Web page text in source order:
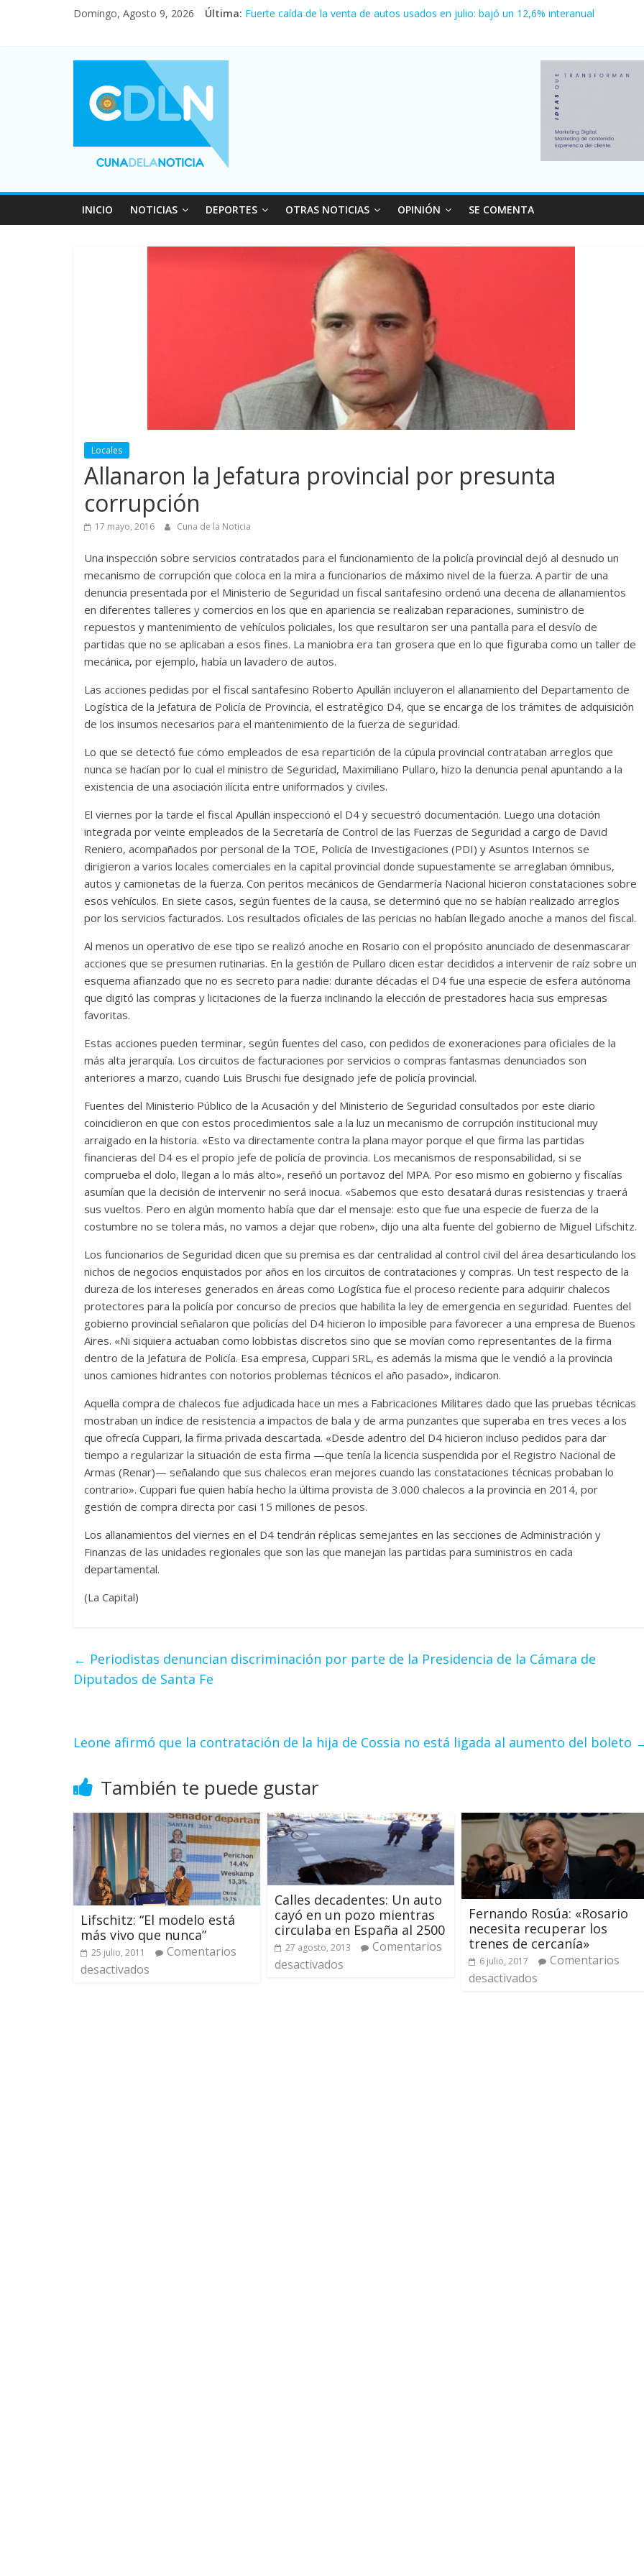
Domingo, Agosto 9, 2026 Última: Fuerte caída de la venta de autos usados en julio: bajó un 12,6% interanual
Desde que asumió Milei cerraron 41.000 kioscos: el sector denuncia crisis como en
Vacaciones de invierno con más movimiento y consumo turístico: 4,6 millones de
INICIO NOTICIAS DEPORTES OTRAS NOTICIAS OPINIÓN SE COMENTA
Locales
Allanaron la Jefatura provincial por presunta
corrupción
17 mayo, 2016 Cuna de la Noticia
Una inspección sobre servicios contratados para el funcionamiento de la policía provincial dejó al desnudo un
mecanismo de corrupción que coloca en la mira a funcionarios de máximo nivel de la fuerza. A partir de una
denuncia presentada por el Ministerio de Seguridad un fiscal santafesino ordenó una decena de allanamientos
en diferentes talleres y comercios en los que en apariencia se realizaban reparaciones, suministro de
repuestos y mantenimiento de vehículos policiales, los que resultaron ser una pantalla para el desvío de
partidas que no se aplicaban a esos fines. La maniobra era tan grosera que en lo que figuraba como un taller de
mecánica, por ejemplo, había un lavadero de autos.
Las acciones pedidas por el fiscal santafesino Roberto Apullán incluyeron el allanamiento del Departamento de
Logística de la Jefatura de Policía de Provincia, el estratégico D4, que se encarga de los trámites de adquisición
de los insumos necesarios para el mantenimiento de la fuerza de seguridad.
Lo que se detectó fue cómo empleados de esa repartición de la cúpula provincial contrataban arreglos que
nunca se hacían por lo cual el ministro de Seguridad, Maximiliano Pullaro, hizo la denuncia penal apuntando a la
existencia de una asociación ilícita entre uniformados y civiles.
El viernes por la tarde el fiscal Apullán inspeccionó el D4 y secuestró documentación. Luego una dotación
integrada por veinte empleados de la Secretaría de Control de las Fuerzas de Seguridad a cargo de David
Reniero, acompañados por personal de la TOE, Policía de Investigaciones (PDI) y Asuntos Internos se
dirigieron a varios locales comerciales en la capital provincial donde supuestamente se arreglaban ómnibus,
autos y camionetas de la fuerza. Con peritos mecánicos de Gendarmería Nacional hicieron constataciones sobre
esos vehículos. En siete casos, según fuentes de la causa, se determinó que no se habían realizado arreglos
por los servicios facturados. Los resultados oficiales de las pericias no habían llegado anoche a manos del fiscal.
Al menos un operativo de ese tipo se realizó anoche en Rosario con el propósito anunciado de desenmascarar
acciones que se presumen rutinarias. En la gestión de Pullaro dicen estar decididos a intervenir de raíz sobre un
esquema afianzado que no es secreto para nadie: durante décadas el D4 fue una especie de esfera autónoma
que digitó las compras y licitaciones de la fuerza inclinando la elección de prestadores hacia sus empresas
favoritas.
Estas acciones pueden terminar, según fuentes del caso, con pedidos de exoneraciones para oficiales de la
más alta jerarquía. Los circuitos de facturaciones por servicios o compras fantasmas denunciados son
anteriores a marzo, cuando Luis Bruschi fue designado jefe de policía provincial.
Fuentes del Ministerio Público de la Acusación y del Ministerio de Seguridad consultados por este diario
coincidieron en que con estos procedimientos sale a la luz un mecanismo de corrupción institucional muy
arraigado en la historia. «Esto va directamente contra la plana mayor porque el que firma las partidas
financieras del D4 es el propio jefe de policía de provincia. Los mecanismos de responsabilidad, si se
comprueba el dolo, llegan a lo más alto», reseñó un portavoz del MPA. Por eso mismo en gobierno y fiscalías
asumían que la decisión de intervenir no será inocua. «Sabemos que esto desatará duras resistencias y traerá
sus vueltos. Pero en algún momento había que dar el mensaje: esto que fue una especie de fuerza de la
costumbre no se tolera más, no vamos a dejar que roben», dijo una alta fuente del gobierno de Miguel Lifschitz.
Los funcionarios de Seguridad dicen que su premisa es dar centralidad al control civil del área desarticulando los
nichos de negocios enquistados por años en los circuitos de contrataciones y compras. Un test respecto de la
dureza de los intereses generados en áreas como Logística fue el proceso reciente para adquirir chalecos
protectores para la policía por concurso de precios que habilita la ley de emergencia en seguridad. Fuentes del
gobierno provincial señalaron que policías del D4 hicieron lo imposible para favorecer a una empresa de Buenos
Aires. «Ni siquiera actuaban como lobbistas discretos sino que se movían como representantes de la firma
dentro de la Jefatura de Policía. Esa empresa, Cuppari SRL, es además la misma que le vendió a la provincia
unos camiones hidrantes con notorios problemas técnicos el año pasado», indicaron.
Aquella compra de chalecos fue adjudicada hace un mes a Fabricaciones Militares dado que las pruebas técnicas
mostraban un índice de resistencia a impactos de bala y de arma punzantes que superaba en tres veces a los
que ofrecía Cuppari, la firma privada descartada. «Desde adentro del D4 hicieron incluso pedidos para dar
tiempo a regularizar la situación de esta firma —que tenía la licencia suspendida por el Registro Nacional de
Armas (Renar)— señalando que sus chalecos eran mejores cuando las constataciones técnicas probaban lo
contrario». Cuppari fue quien había hecho la última provista de 3.000 chalecos a la provincia en 2014, por
gestión de compra directa por casi 15 millones de pesos.
Los allanamientos del viernes en el D4 tendrán réplicas semejantes en las secciones de Administración y
Finanzas de las unidades regionales que son las que manejan las partidas para suministros en cada
departamental.
(La Capital)
← Periodistas denuncian discriminación por parte de la Presidencia de la Cámara de
Diputados de Santa Fe
Leone afirmó que la contratación de la hija de Cossia no está ligada al aumento del boleto
También te puede gustar
Lifschitz: “El modelo está
más vivo que nunca”
25 julio, 2011
Comentarios
desactivados
Calles decadentes: Un auto
cayó en un pozo mientras
circulaba en España al 2500
27 agosto, 2013
Comentarios
desactivados
Fernando Rosúa: «Rosario
necesita recuperar los
trenes de cercanía»
6 julio, 2017
Comentarios
desactivados